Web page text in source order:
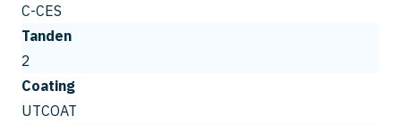
C-CES
Tanden
2
Coating
UTCOAT